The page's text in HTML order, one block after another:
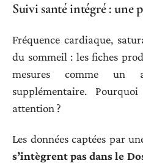
Suivi santé intégré : une
Fréquence cardiaque,
du sommeil : les fiches
mesures comme un
supplémentaire.
attention ?
Les données captées par
s’intègrent pas dans le